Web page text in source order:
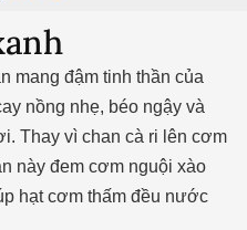
mang đậm tinh thần của
nồng nhẹ, béo ngậy và
Thay vì chan cà ri lên cơm
này đem cơm nguội xào
hạt cơm thấm đều nước